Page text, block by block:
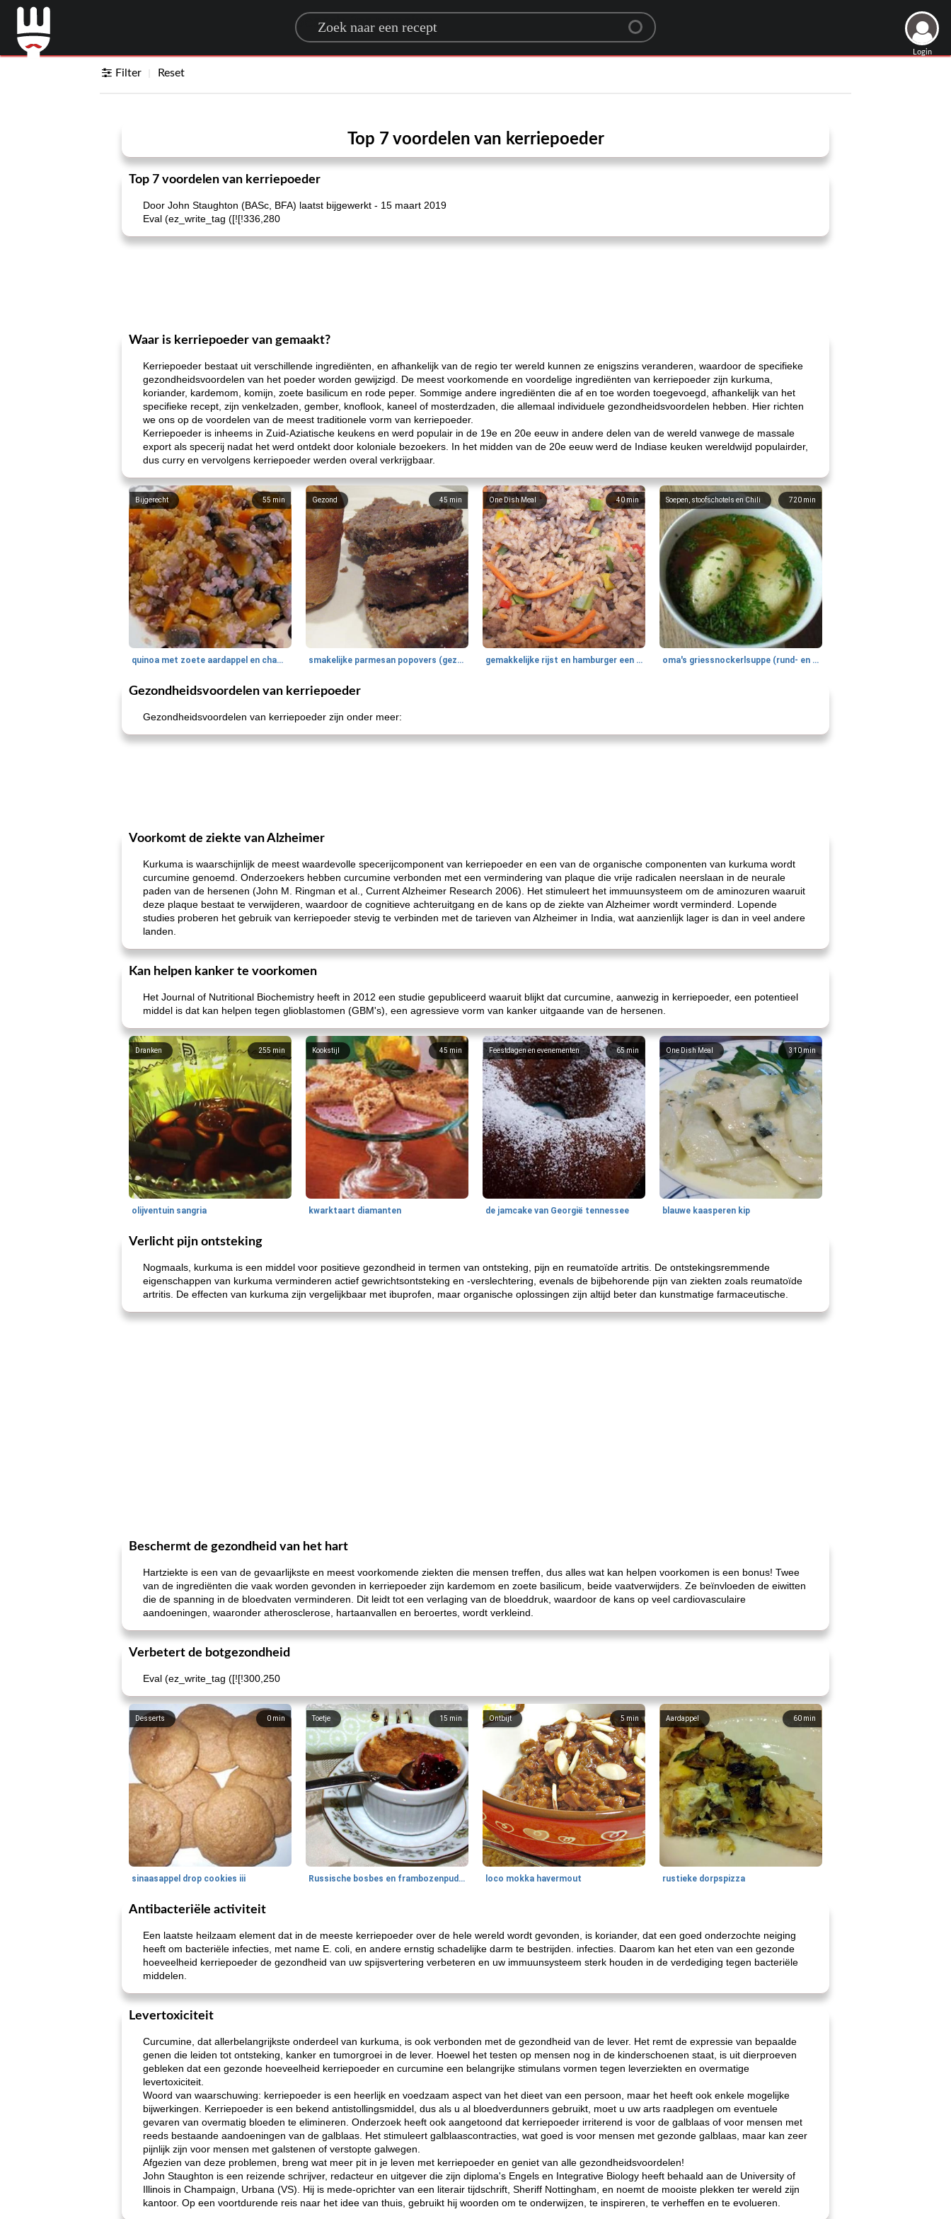
Search for a recipe
Login
Filter Reset
Top 7 voordelen van kerriepoeder
Top 7 voordelen van kerriepoeder
Door John Staughton (BASc, BFA) laatst bijgewerkt - 15 maart 2019
Eval (ez_write_tag ([![!336,280
Waar is kerriepoeder van gemaakt?
Kerriepoeder bestaat uit verschillende ingrediënten, en afhankelijk van de regio ter wereld kunnen ze enigszins veranderen, waardoor de specifieke
gezondheidsvoordelen van het poeder worden gewijzigd. De meest voorkomende en voordelige ingrediënten van kerriepoeder zijn kurkuma,
koriander, kardemom, komijn, zoete basilicum en rode peper. Sommige andere ingrediënten die af en toe worden toegevoegd, afhankelijk van het
specifieke recept, zijn venkelzaden, gember, knoflook, kaneel of mosterdzaden, die allemaal individuele gezondheidsvoordelen hebben. Hier richten
we ons op de voordelen van de meest traditionele vorm van kerriepoeder.
Kerriepoeder is inheems in Zuid-Aziatische keukens en werd populair in de 19e en 20e eeuw in andere delen van de wereld vanwege de massale
export als specerij nadat het werd ontdekt door koloniale bezoekers. In het midden van de 20e eeuw werd de Indiase keuken wereldwijd populairder,
dus curry en vervolgens kerriepoeder werden overal verkrijgbaar.
55 min
Bijgerecht
quinoa met zoete aardappel en champignons
45 min
Gezond
smakelijke parmesan popovers (gezonder!)
40min
One Dish Meal
gemakkelijke rijst en hamburger een gerecht diner
720 min
Soepen, stoofschotels en Chili
oma's griessnockerlsuppe (rund- en griesmeelknoedelsoep)
Gezondheidsvoordelen van kerriepoeder
Gezondheidsvoordelen van kerriepoeder zijn onder meer:
Voorkomt de ziekte van Alzheimer
Kurkuma is waarschijnlijk de meest waardevolle specerijcomponent van kerriepoeder en een van de organische componenten van kurkuma wordt
curcumine genoemd. Onderzoekers hebben curcumine verbonden met een vermindering van plaque die vrije radicalen neerslaan in de neurale
paden van de hersenen (John M. Ringman et al., Current Alzheimer Research 2006). Het stimuleert het immuunsysteem om de aminozuren waaruit
deze plaque bestaat te verwijderen, waardoor de cognitieve achteruitgang en de kans op de ziekte van Alzheimer wordt verminderd. Lopende
studies proberen het gebruik van kerriepoeder stevig te verbinden met de tarieven van Alzheimer in India, wat aanzienlijk lager is dan in veel andere
landen.
Kan helpen kanker te voorkomen
Het Journal of Nutritional Biochemistry heeft in 2012 een studie gepubliceerd waaruit blijkt dat curcumine, aanwezig in kerriepoeder, een potentieel
middel is dat kan helpen tegen glioblastomen (GBM's), een agressieve vorm van kanker uitgaande van de hersenen.
255 min
Dranken
olijventuin sangria
45 min
Kookstijl
kwarktaart diamanten
65min
Feestdagen en evenementen
de jamcake van Georgië tennessee
310 min
One Dish Meal
blauwe kaasperen kip
Verlicht pijn ontsteking
Nogmaals, kurkuma is een middel voor positieve gezondheid in termen van ontsteking, pijn en reumatoïde artritis. De ontstekingsremmende
eigenschappen van kurkuma verminderen actief gewrichtsontsteking en -verslechtering, evenals de bijbehorende pijn van ziekten zoals reumatoïde
artritis. De effecten van kurkuma zijn vergelijkbaar met ibuprofen, maar organische oplossingen zijn altijd beter dan kunstmatige farmaceutische.
Beschermt de gezondheid van het hart
Hartziekte is een van de gevaarlijkste en meest voorkomende ziekten die mensen treffen, dus alles wat kan helpen voorkomen is een bonus! Twee
van de ingrediënten die vaak worden gevonden in kerriepoeder zijn kardemom en zoete basilicum, beide vaatverwijders. Ze beïnvloeden de eiwitten
die de spanning in de bloedvaten verminderen. Dit leidt tot een verlaging van de bloeddruk, waardoor de kans op veel cardiovasculaire
aandoeningen, waaronder atherosclerose, hartaanvallen en beroertes, wordt verkleind.
Verbetert de botgezondheid
Eval (ez_write_tag ([![!300,250
0 min
Desserts
sinaasappel drop cookies iii
15 min
Toetje
Russische bosbes en frambozenpudding
5min
Ontbijt
loco mokka havermout
60 min
Aardappel
rustieke dorpspizza
Antibacteriële activiteit
Een laatste heilzaam element dat in de meeste kerriepoeder over de hele wereld wordt gevonden, is koriander, dat een goed onderzochte neiging
heeft om bacteriële infecties, met name E. coli, en andere ernstig schadelijke darm te bestrijden. infecties. Daarom kan het eten van een gezonde
hoeveelheid kerriepoeder de gezondheid van uw spijsvertering verbeteren en uw immuunsysteem sterk houden in de verdediging tegen bacteriële
middelen.
Levertoxiciteit
Curcumine, dat allerbelangrijkste onderdeel van kurkuma, is ook verbonden met de gezondheid van de lever. Het remt de expressie van bepaalde
genen die leiden tot ontsteking, kanker en tumorgroei in de lever. Hoewel het testen op mensen nog in de kinderschoenen staat, is uit dierproeven
gebleken dat een gezonde hoeveelheid kerriepoeder en curcumine een belangrijke stimulans vormen tegen leverziekten en overmatige
levertoxiciteit.
Woord van waarschuwing: kerriepoeder is een heerlijk en voedzaam aspect van het dieet van een persoon, maar het heeft ook enkele mogelijke
bijwerkingen. Kerriepoeder is een bekend antistollingsmiddel, dus als u al bloedverdunners gebruikt, moet u uw arts raadplegen om eventuele
gevaren van overmatig bloeden te elimineren. Onderzoek heeft ook aangetoond dat kerriepoeder irriterend is voor de galblaas of voor mensen met
reeds bestaande aandoeningen van de galblaas. Het stimuleert galblaascontracties, wat goed is voor mensen met gezonde galblaas, maar kan zeer
pijnlijk zijn voor mensen met galstenen of verstopte galwegen.
Afgezien van deze problemen, breng wat meer pit in je leven met kerriepoeder en geniet van alle gezondheidsvoordelen!
John Staughton is een reizende schrijver, redacteur en uitgever die zijn diploma's Engels en Integrative Biology heeft behaald aan de University of
Illinois in Champaign, Urbana (VS). Hij is mede-oprichter van een literair tijdschrift, Sheriff Nottingham, en noemt de mooiste plekken ter wereld zijn
kantoor. Op een voortdurende reis naar het idee van thuis, gebruikt hij woorden om te onderwijzen, te inspireren, te verheffen en te evolueren.